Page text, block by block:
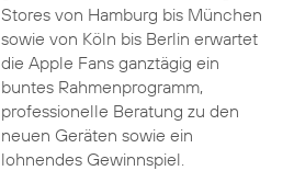
Stores von Hamburg bis München
sowie von Köln bis Berlin erwartet
die Apple Fans ganztägig ein
buntes Rahmenprogramm,
professionelle Beratung zu den
neuen Geräten sowie ein
lohnendes Gewinnspiel.